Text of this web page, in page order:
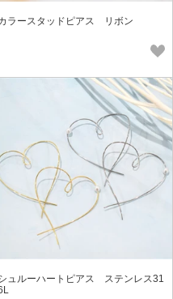
ラースタッドピアス リボン
ュルーハートピアス ステンレス31